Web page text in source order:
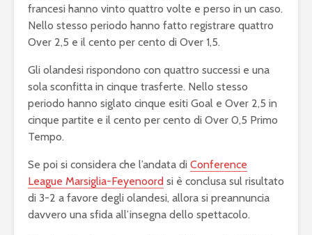
francesi hanno vinto quattro volte e perso in un caso.
Nello stesso periodo hanno fatto registrare quattro
Over 2,5 e il cento per cento di Over 1,5.
Gli olandesi rispondono con quattro successi e una
sola sconfitta in cinque trasferte. Nello stesso
periodo hanno siglato cinque esiti Goal e Over 2,5 in
cinque partite e il cento per cento di Over 0,5 Primo
Tempo.
Se poi si considera che l’andata di Conference
League Marsiglia-Feyenoord si è conclusa sul risultato
di 3-2 a favore degli olandesi, allora si preannuncia
davvero una sfida all’insegna dello spettacolo.